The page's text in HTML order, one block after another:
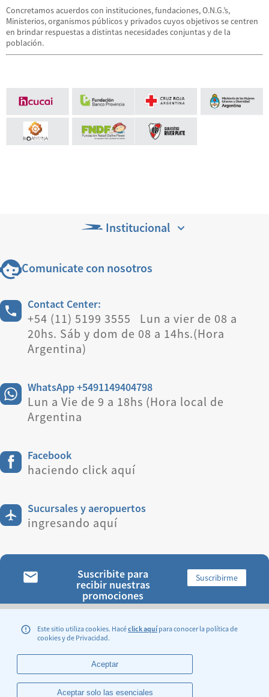
Este sitio utiliza cookies. Hacéclick aquípara conocer la política de
cookies y de Privacidad.
Aceptar
Aceptar solo las esenciales
Concretamos acuerdos con instituciones, fundaciones, O.N.G.’s,
Ministerios, organismos públicos y privados cuyos objetivos se centren
en brindar respuestas a distintas necesidades conjuntas y de la
población.
Institucional
Comunicate con nosotros
Contact Center:
+54 (11) 5199 3555 Lun a vier de 08 a
20hs. Sáb y dom de 08 a 14hs.(Hora
Argentina)
WhatsApp +5491149404798
Lun a Vie de 9 a 18hs (Hora local de
Argentina
Facebook
haciendo click aquí
Sucursales y aeropuertos
ingresando aquí
Suscribite para
recibir nuestras
promociones
Suscribirme
ENCONTRANOS:
Legales y Condiciones Generales de Transporte
Sitio Oficial de Aerolineas Argentinas S.A.